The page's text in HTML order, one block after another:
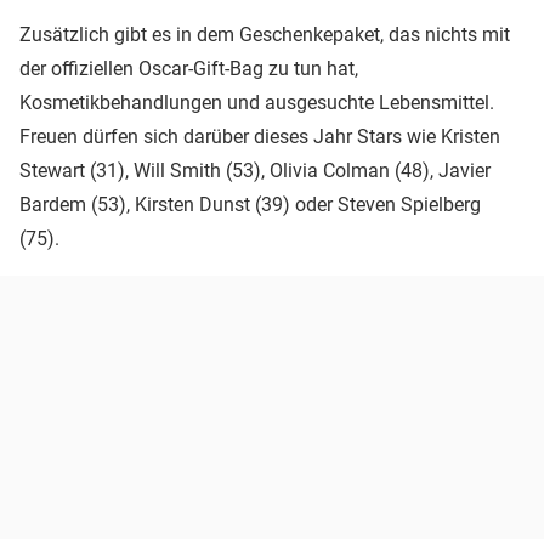
Zusätzlich gibt es in dem Geschenkepaket, das nichts mit
der offiziellen Oscar-Gift-Bag zu tun hat,
Kosmetikbehandlungen und ausgesuchte Lebensmittel.
Freuen dürfen sich darüber dieses Jahr Stars wie Kristen
Stewart (31), Will Smith (53), Olivia Colman (48), Javier
Bardem (53), Kirsten Dunst (39) oder Steven Spielberg
(75).